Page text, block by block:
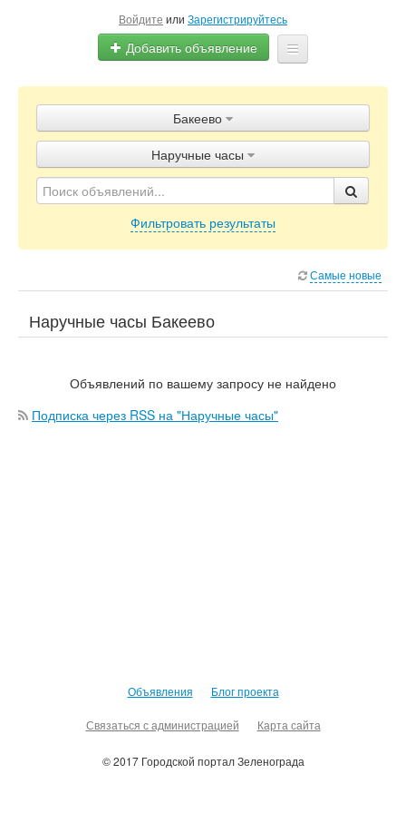
Войдите или Зарегистрируйтесь
Добавить объявление
Объявления
Блог
Бакеево
Наручные часы
Фильтровать результаты
Самые новые
Наручные часы Бакеево
Объявлений по вашему запросу не найдено
Подписка через RSS на "Наручные часы"
Объявления Блог проекта
Связаться с администрацией Карта сайта
© 2017 Городской портал Зеленограда